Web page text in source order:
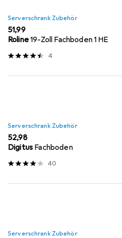
Serverschrank Zubehör
EUR
51,99
Roline19-Zoll Fachboden 1 HE
4
Serverschrank Zubehör
EUR
52,98
Digitus Fachboden
40
Serverschrank Zubehör